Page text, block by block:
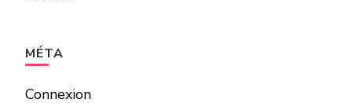
MÉTA
Connexion